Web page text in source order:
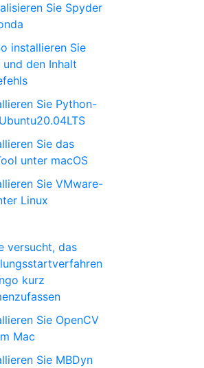
Sie Spyder
installieren Sie
und den Inhalt
Sie Python-
Sie das
unter macOS
Sie VMware-
Linux
versucht, das
kurz
Sie OpenCV
Mac
Sie MBDyn